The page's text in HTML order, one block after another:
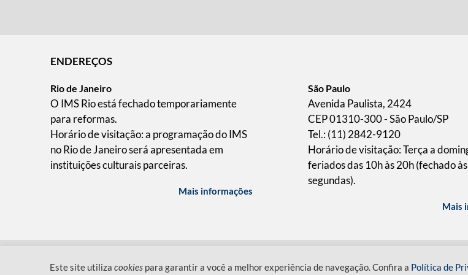
ENDEREÇOS
Rio de Janeiro
O IMS Rio está fechado temporariamente
para reformas.
Horário de visitação: a programação do IMS
no Rio de Janeiro será apresentada em
instituições culturais parceiras.
Mais informações
São Paulo
Avenida Paulista, 2424
CEP 01310-300 - São Paulo/SP
Tel.: (11) 2842-9120
Horário de visitação: Terça a
feriados das 10h às 20h (fechado às
segundas).
Mais
Este site utiliza cookiespara garantir a você a melhor experiência de navegação. Confira a Política de